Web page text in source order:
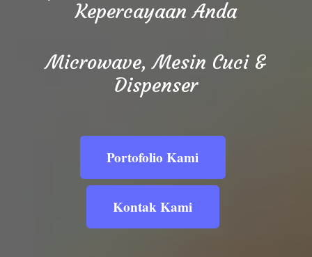
Kepercayaan Anda
Microwave, Mesin Cuci &
Dispenser
Portofolio Kami
Kontak Kami